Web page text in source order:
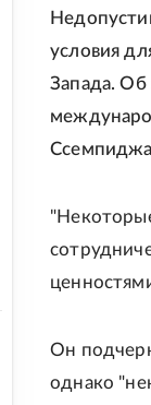
условия
Запада. Об
Он
однако